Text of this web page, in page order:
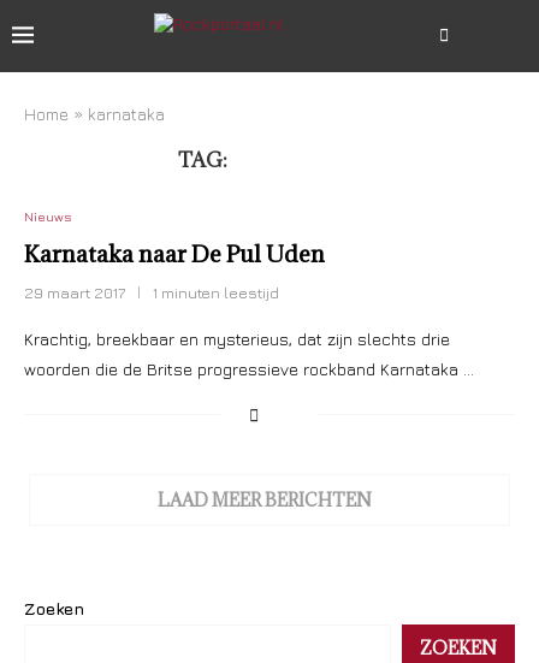
Home » karnataka
TAG:
Nieuws
Karnataka naar De Pul Uden
29 maart 2017 1 minuten leestijd
Krachtig, breekbaar en mysterieus, dat zijn slechts drie
woorden die de Britse progressieve rockband Karnataka …
LAAD MEER BERICHTEN
Zoeken
ZOEKEN